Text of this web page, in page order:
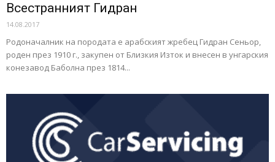
Всестранният Гидран
14.08.2017
Родоначалник на породата е арабският жребец Гидран Сеньор,
роден през 1910 г., закупен от Близкия Изток и внесен в унгарския
конезавод Баболна през 1814...